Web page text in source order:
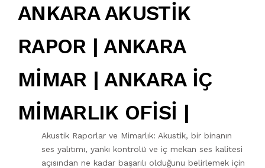
ANKARA AKUSTİK
RAPOR | ANKARA
MİMAR | ANKARA İÇ
MİMARLIK OFİSİ |
Akustik Raporlar ve Mimarlık: Akustik, bir binanın
ses yalıtımı, yankı kontrolü ve iç mekan ses kalitesi
açısından ne kadar başarılı olduğunu belirlemek için